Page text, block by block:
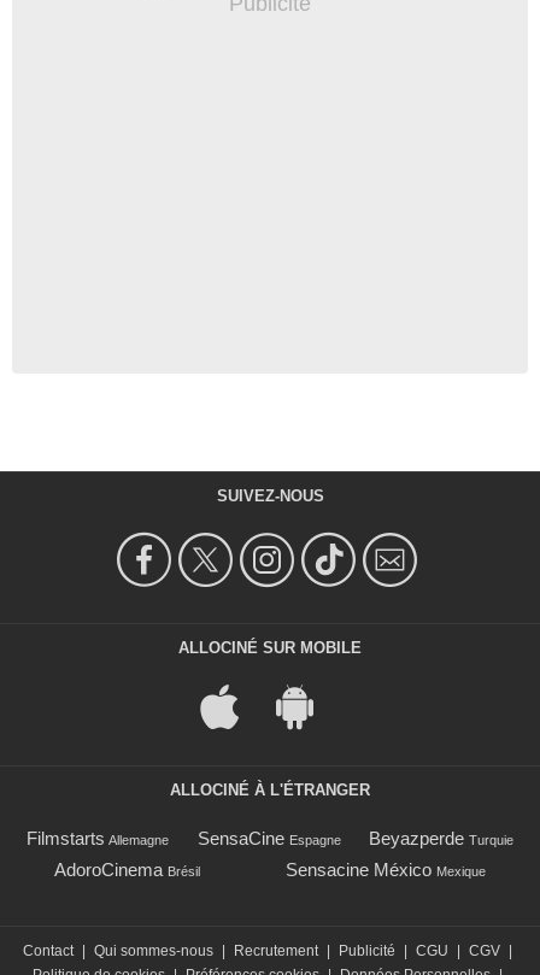
SUIVEZ-NOUS
ALLOCINÉ SUR MOBILE
ALLOCINÉ À L'ÉTRANGER
Filmstarts Allemagne SensaCine Espagne Beyazperde Turquie
AdoroCinema Brésil Sensacine México Mexique
Contact Qui sommes-nous Recrutement Publicité CGU CGV